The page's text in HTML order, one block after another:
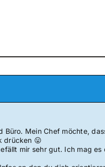
Mein Chef möchte,
drücken 😛
mir sehr gut. Ich mag